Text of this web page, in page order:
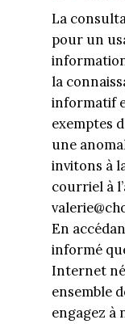
La
pour un
la
informatif
exemptes
une
invitons à
courriel à
En
informé
Internet
ensemble
engagez à